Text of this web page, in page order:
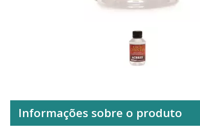
Informações sobre o produto